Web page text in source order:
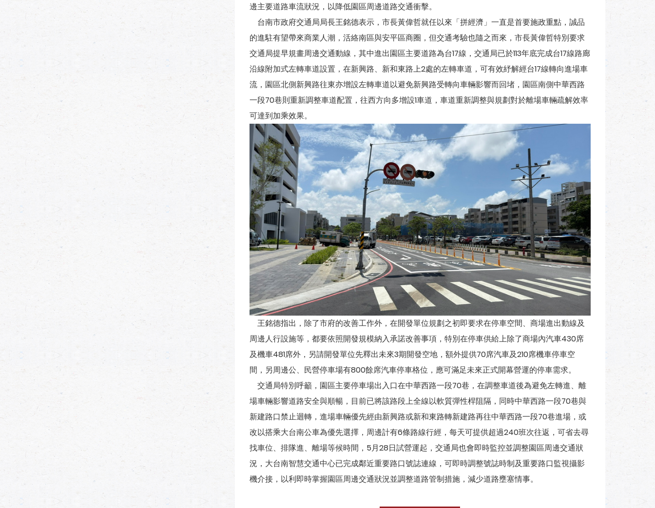
邊主要道路車流狀況，以降低園區周邊道路交通衝擊。
台南市政府交通局局長王銘德表示，市長黃偉哲就任以來「拼經濟」一直是首要施政重點，誠品
的進駐有望帶來商業人潮，活絡南區與安平區商圈，但交通考驗也隨之而來，市長黃偉哲特別要求
交通局提早規畫周邊交通動線，其中進出園區主要道路為台17線，交通局已於113年底完成台17線路廊
沿線附加式左轉車道設置，在新興路、新和東路上2處的左轉車道，可有效紓解經台17線轉向進場車
流，園區北側新興路往東亦增設左轉車道以避免新興路受轉向車輛影響而回堵，園區南側中華西路
一段70巷則重新調整車道配置，往西方向多增設1車道，車道重新調整與規劃對於離場車輛疏解效率
可達到加乘效果。
王銘德指出，除了市府的改善工作外，在開發單位規劃之初即要求在停車空間、商場進出動線及
周邊人行設施等，都要依照開發規模納入承諾改善事項，特別在停車供給上除了商場內汽車430席
及機車481席外，另請開發單位先釋出未來3期開發空地，額外提供70席汽車及210席機車停車空
間，另周邊公、民營停車場有800餘席汽車停車格位，應可滿足未來正式開幕營運的停車需求。
交通局特別呼籲，園區主要停車場出入口在中華西路一段70巷，在調整車道後為避免左轉進、離
場車輛影響道路安全與順暢，目前已將該路段上全線以軟質彈性桿阻隔，同時中華西路一段70巷與
新建路口禁止迴轉，進場車輛優先經由新興路或新和東路轉新建路再往中華西路一段70巷進場，或
改以搭乘大台南公車為優先選擇，周邊計有6條路線行經，每天可提供超過240班次往返，可省去尋
找車位、排隊進、離場等候時間，5月28日試營運起，交通局也會即時監控並調整園區周邊交通狀
況，大台南智慧交通中心已完成鄰近重要路口號誌連線，可即時調整號誌時制及重要路口監視攝影
機介接，以利即時掌握園區周邊交通狀況並調整道路管制措施，減少道路壅塞情事。